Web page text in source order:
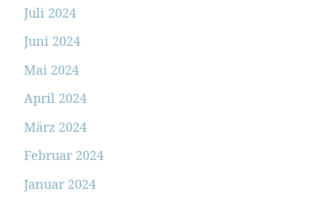
Juli 2024
Juni 2024
Mai 2024
April 2024
März 2024
Februar 2024
Januar 2024